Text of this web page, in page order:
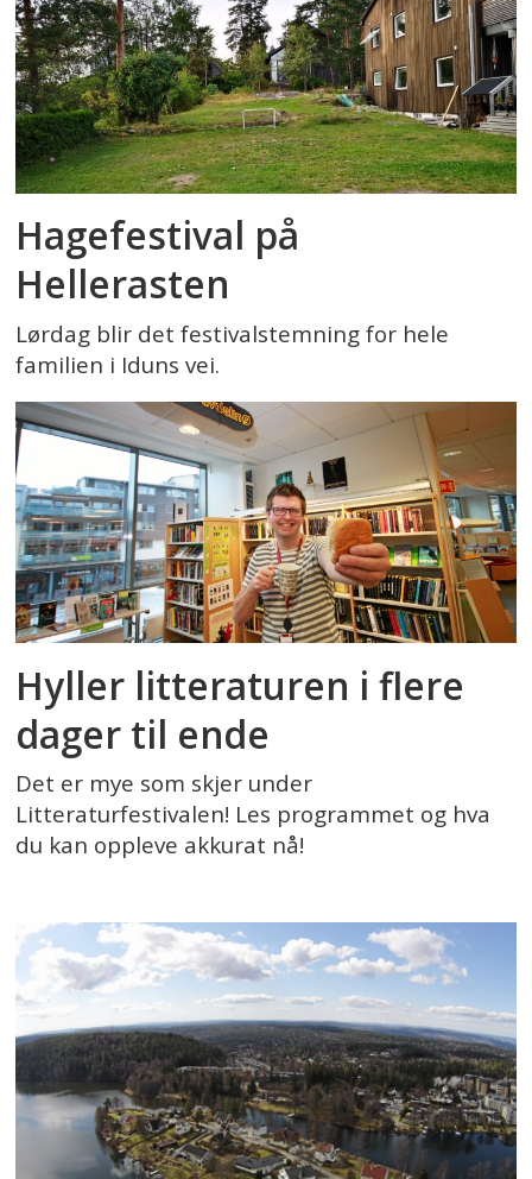
Hagefestival på
Hellerasten
Lørdag blir det festivalstemning for hele
familien i Iduns vei.
Hyller litteraturen i flere
dager til ende
Det er mye som skjer under
Litteraturfestivalen! Les programmet og hva
du kan oppleve akkurat nå!